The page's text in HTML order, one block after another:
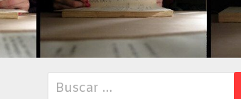
Buscar: